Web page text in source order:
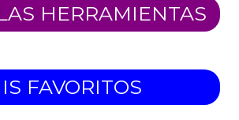
HERRAMIENTAS
FAVORITOS